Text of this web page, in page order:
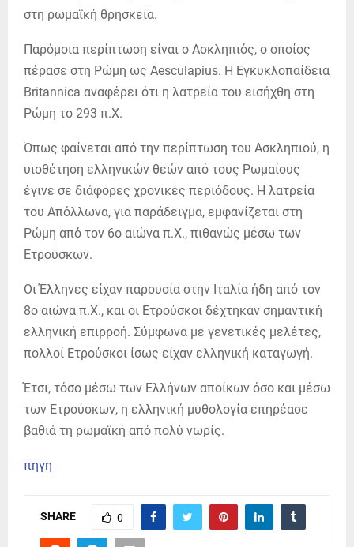
στη ρωμαϊκή θρησκεία.
Παρόμοια περίπτωση είναι ο Ασκληπιός, ο οποίος
πέρασε στη Ρώμη ως Aesculapius. Η Εγκυκλοπαίδεια
Britannica αναφέρει ότι η λατρεία του εισήχθη στη
Ρώμη το 293 π.Χ.
Όπως φαίνεται από την περίπτωση του Ασκληπιού, η
υιοθέτηση ελληνικών θεών από τους Ρωμαίους
έγινε σε διάφορες χρονικές περιόδους. Η λατρεία
του Απόλλωνα, για παράδειγμα, εμφανίζεται στη
Ρώμη από τον 6ο αιώνα π.Χ., πιθανώς μέσω των
Ετρούσκων.
Οι Έλληνες είχαν παρουσία στην Ιταλία ήδη από τον
8ο αιώνα π.Χ., και οι Ετρούσκοι δέχτηκαν σημαντική
ελληνική επιρροή. Σύμφωνα με γενετικές μελέτες,
πολλοί Ετρούσκοι ίσως είχαν ελληνική καταγωγή.
Έτσι, τόσο μέσω των Ελλήνων αποίκων όσο και μέσω
των Ετρούσκων, η ελληνική μυθολογία επηρέασε
βαθιά τη ρωμαϊκή από πολύ νωρίς.
πηγη
SHARE 0